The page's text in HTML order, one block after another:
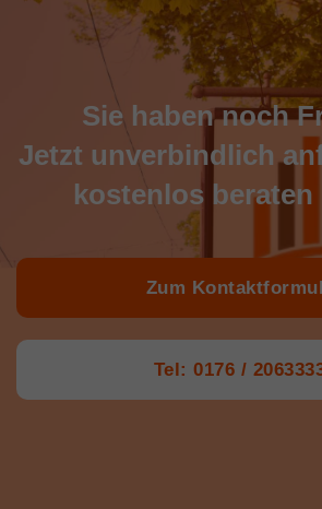
Sie haben noch
Jetzt unverbindlich
kostenlos beraten
Zum
Tel: 0176 /